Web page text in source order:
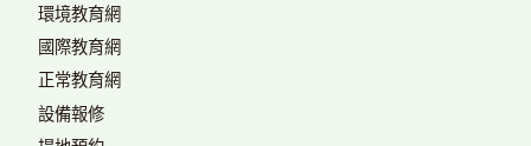
環境教育網
國際教育網
正常教育網
設備報修